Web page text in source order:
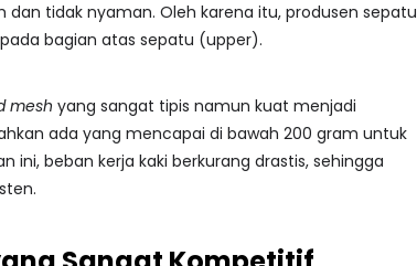
dan tidak nyaman. Oleh karena itu, produsen sepatu
bagian atas sepatu (upper).
mesh yang sangat tipis namun kuat menjadi
ada yang mencapai di bawah 200 gram untuk
ini, beban kerja kaki berkurang drastis, sehingga